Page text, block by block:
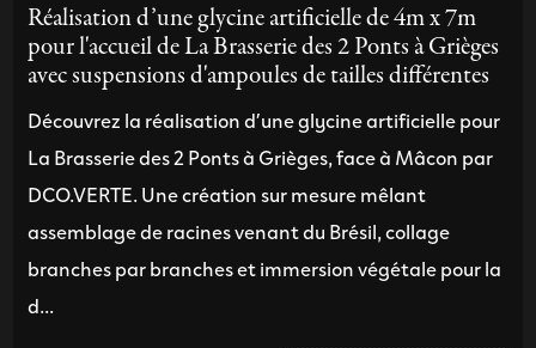
Réalisation d’une glycine artificielle de 4m x 7m
pour l'accueil de La Brasserie des 2 Ponts à Grièges
avec suspensions d'ampoules de tailles différentes
Découvrez la réalisation d’une glycine artificielle pour
La Brasserie des 2 Ponts à Grièges, face à Mâcon par
DCO.VERTE. Une création sur mesure mêlant
assemblage de racines venant du Brésil, collage
branches par branches et immersion végétale pour la
d...